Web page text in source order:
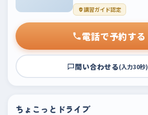
講習ガイド認定
電話で予約する
問い合わせる(入力30秒)
ちょこっとドライブ